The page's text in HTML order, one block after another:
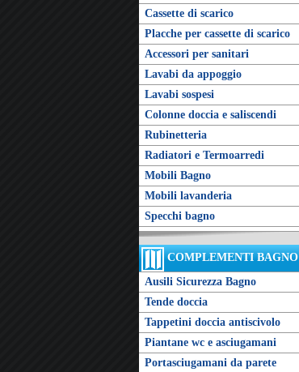
Cassette di scarico
Placche per cassette di scarico
Accessori per sanitari
Lavabi da appoggio
Lavabi sospesi
Colonne doccia e saliscendi
Rubinetteria
Radiatori e Termoarredi
Mobili Bagno
Mobili lavanderia
Specchi bagno
COMPLEMENTI BAGNO
Ausili Sicurezza Bagno
Tende doccia
Tappetini doccia antiscivolo
Piantane wc e asciugamani
Portasciugamani da parete